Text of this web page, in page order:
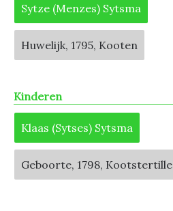
Sytze (Menzes) Sytsma
Huwelijk, 1795, Kooten
Kinderen
Klaas (Sytses) Sytsma
Geboorte, 1798, Kootstertille